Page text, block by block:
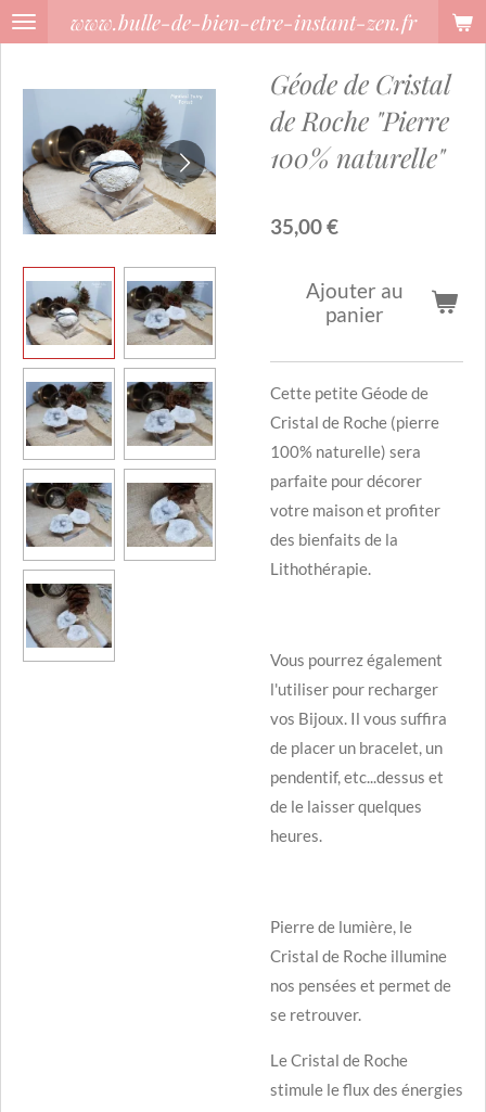
Passer
www.bulle-de-bien-etre-instant-zen.fr
Géode de Cristal
de Roche "Pierre
100% naturelle"
35,00 €
Ajouter au
panier
Cette petite Géode de
Cristal de Roche (pierre
100% naturelle) sera
parfaite pour décorer
votre maison et profiter
des bienfaits de la
Lithothérapie.
Vous pourrez également
l'utiliser pour recharger
vos Bijoux. Il vous suffira
de placer un bracelet, un
pendentif, etc...dessus et
de le laisser quelques
heures.
Pierre de lumière, le
Cristal de Roche illumine
nos pensées et permet de
se retrouver.
Le Cristal de Roche
stimule le flux des énergies